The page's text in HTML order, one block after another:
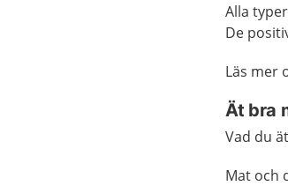
Alla
De
Läs mer
Ät bra
Vad du
Mat och